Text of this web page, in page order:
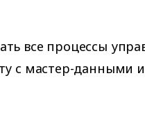
все процессы
с мастер-данными